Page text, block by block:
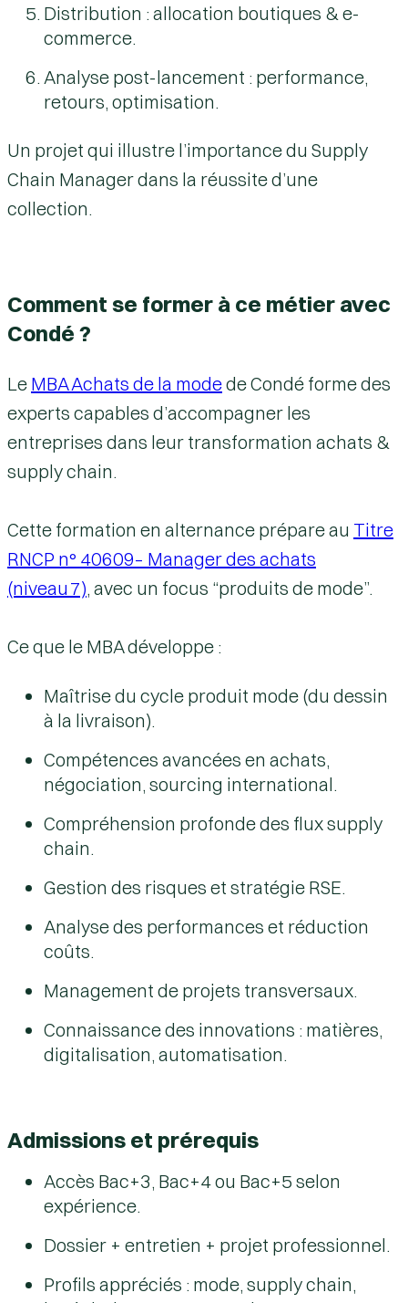
Distribution : allocation boutiques & e-
commerce.
Analyse post-lancement : performance,
retours, optimisation.
Un projet qui illustre l’importance du Supply
Chain Manager dans la réussite d’une
collection.
Comment se former à ce métier avec
Condé ?
Le MBA Achats de la modede Condé forme des
experts capables d’accompagner les
entreprises dans leur transformation achats &
supply chain.
Cette formation en alternance prépare au Titre
RNCP n° 40609– Manager des achats
(niveau 7), avec un focus “produits de mode”.
Ce que le MBA développe :
Maîtrise du cycle produit mode (du dessin
à la livraison).
Compétences avancées en achats,
négociation, sourcing international.
Compréhension profonde des flux supply
chain.
Gestion des risques et stratégie RSE.
Analyse des performances et réduction
coûts.
Management de projets transversaux.
Connaissance des innovations : matières,
digitalisation, automatisation.
Admissions et prérequis
Accès Bac+3, Bac+4 ou Bac+5 selon
expérience.
Dossier + entretien + projet professionnel.
Profils appréciés : mode, supply chain,